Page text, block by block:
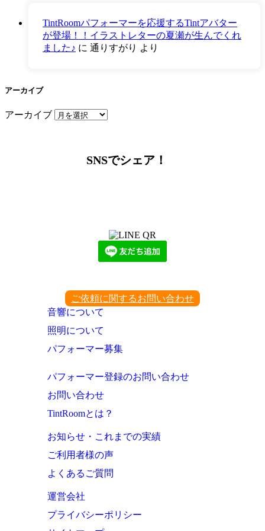
TintRoomパフォーマーを応援するTintアバター
が登場！！イラストレターの夏瀬が生んでくれ
ました♪ に 通りすがり より
アーカイブ
アーカイブ
SNSでシェア！
ご依頼に関するお問い合わせ
音響について
照明について
パフォーマー募集
パフォーマー登録のお問い合わせ
お問い合わせ
TintRoomとは？
お知らせ・これまでの実績
ご利用者様の声
よくあるご質問
運営会社
プライバシーポリシー